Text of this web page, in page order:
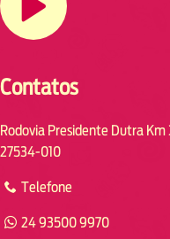
Contatos
Rodovia Presidente Dutra Km
27534-010
Telefone
24 93500 9970